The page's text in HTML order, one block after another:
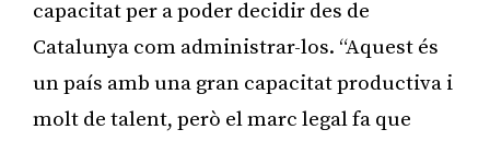
capacitat per a poder decidir des de
Catalunya com administrar-los. “Aquest és
un país amb una gran capacitat productiva i
molt de talent, però el marc legal fa que